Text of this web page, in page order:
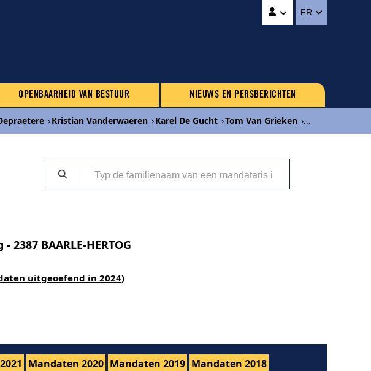
FR
OPENBAARHEID VAN BESTUUR NIEUWS EN PERSBERICHTEN
›Kristian Vanderwaeren ›Karel De Gucht ›Tom Van Grieken ›...
BAARLE-HERTOG
uitgeoefend in 2024)
Mandaten 2020 Mandaten 2019 Mandaten 2018